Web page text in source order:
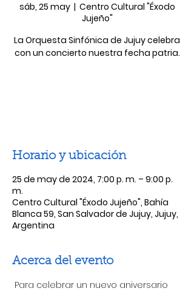
sáb, 25 may
  |
Centro Cultural "Éxodo
Jujeño"
La Orquesta Sinfónica de Jujuy celebra
Horario y ubicación
25 de may de 2024, 7:00 p. m. – 9:00 p.
m.
Centro Cultural "Éxodo Jujeño", Bahía
Blanca 59, San Salvador de Jujuy, Jujuy,
Argentina
Acerca del evento